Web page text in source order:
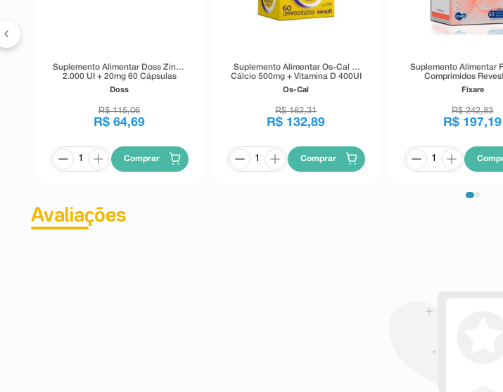
Suplemento Alimentar Doss Zinco
2.000 UI + 20mg 60 Cápsulas
Gelatinosas Moles
Doss
R$ 115,06
R$ 64,69
Comprar
Suplemento Alimentar Os-Cal D
Cálcio 500mg + Vitamina D 400UI
60 Comprimidos Revestidos
Os-Cal
R$ 162,31
R$ 132,89
Comprar
Suplemento Alimentar
Comprimidos
Fixare
R$ 242,83
R$ 197,19
Avaliações